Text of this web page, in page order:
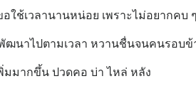
ใช้เวลานานหน่อย เพราะไม่อยากคบ
ฒนาไปตามเวลา หวานชื่นจนคนรอบ
มากขึ้น ปวดคอ บ่า ไหล่ หลัง